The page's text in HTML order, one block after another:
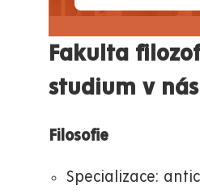
Fakulta
studium v
Filosofie
Specializace: